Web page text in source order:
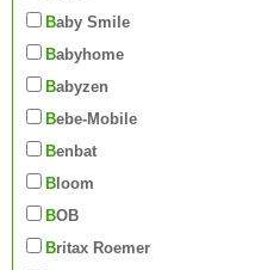
Baby Smile
Babyhome
Babyzen
Bebe-Mobile
Benbat
Bloom
BOB
Britax Roemer